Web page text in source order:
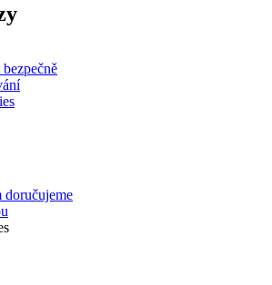
doručujeme